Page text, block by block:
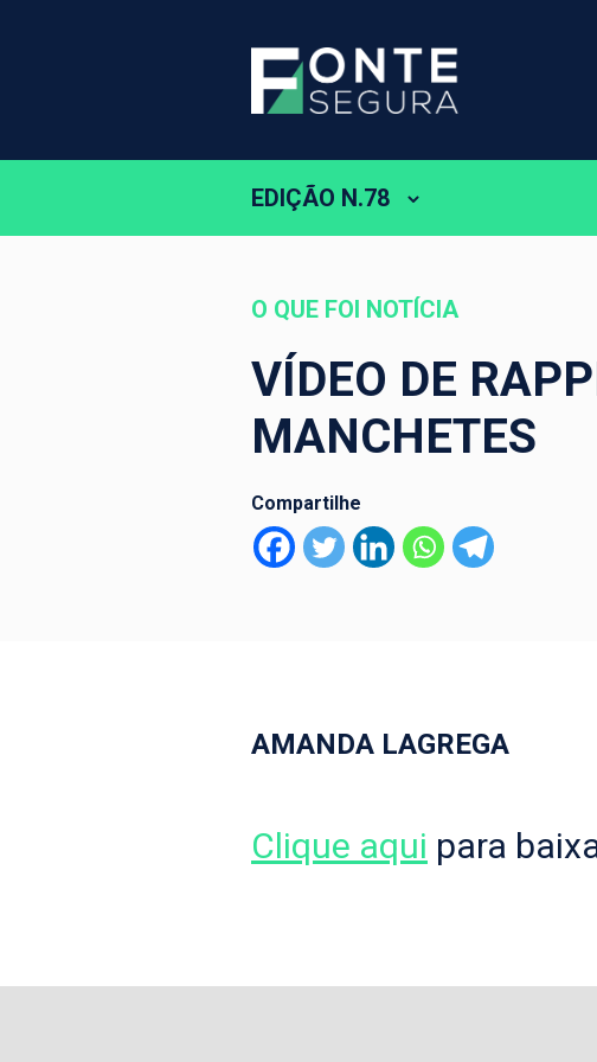
EDIÇÃO N.78
O QUE FOI NOTÍCIA
VÍDEO DE
MANCHETES
Compartilhe
AMANDA LAGREGA
Clique aqui para